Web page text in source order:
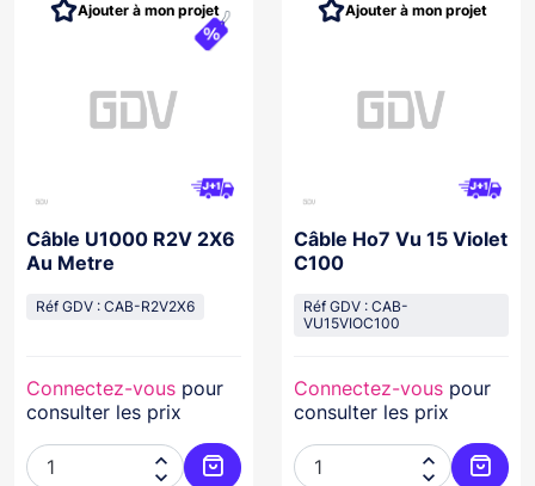
Câble U1000 R2V 2X6
Au Metre
Réf GDV : CAB-R2V2X6
Connectez-vous pour
consulter les prix


Ajouter à mon projet
Câble Ho7 Vu 15 Violet
C100
Réf GDV : CAB-
VU15VIOC100
Connectez-vous pour
consulter les prix


Ajouter à mon projet